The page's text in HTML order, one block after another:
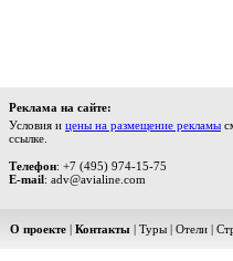
Реклама на сайте:
Условия и цены на размещение рекламы
ссылке.
Телефон: +7 (495) 974-15-75
E-mail: adv@avialine.com
О проекте | Контакты | Туры | Отели |